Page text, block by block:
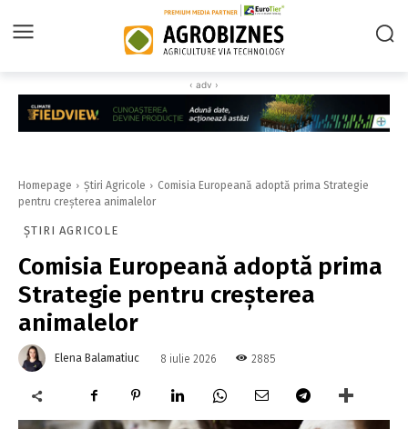
‹ adv ›
Homepage Știri Agricole
Comisia Europeană adoptă prima Strategie
pentru creșterea animalelor
ȘTIRI AGRICOLE
Comisia Europeană adoptă prima
Strategie pentru creșterea
animalelor
Elena Balamatiuc 8 iulie 2026 2885